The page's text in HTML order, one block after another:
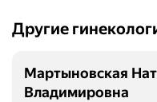
Другие
Мартыновская
Владимировна